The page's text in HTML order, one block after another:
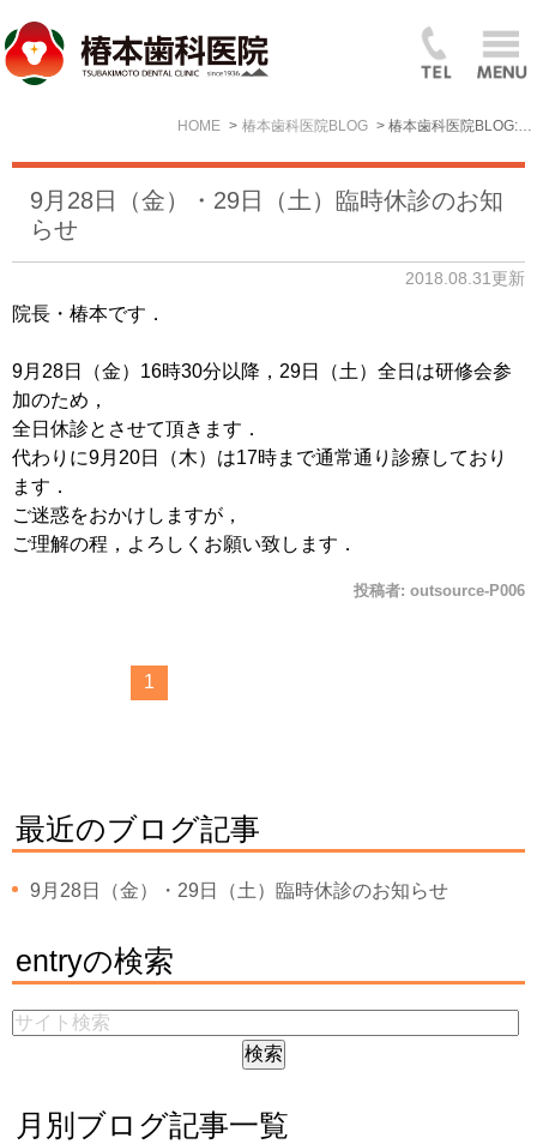
HOME 椿本歯科医院BLOG
9月28日（金）・29日（土）臨時休診のお知
らせ
2018.08.31更新
院長・椿本です．
9月28日（金）16時30分以降，29日（土）全日は研修会参
加のため，
全日休診とさせて頂きます．
代わりに9月20日（木）は17時まで通常通り診療しており
ます．
ご迷惑をおかけしますが，
ご理解の程，よろしくお願い致します．
投稿者: outsource-P006
1
最近のブログ記事
9月28日（金）・29日（土）臨時休診のお知らせ
entryの検索
月別ブログ記事一覧